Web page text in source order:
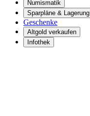
Numismatik
Sparpläne & Lagerung
Geschenke
Altgold verkaufen
Infothek